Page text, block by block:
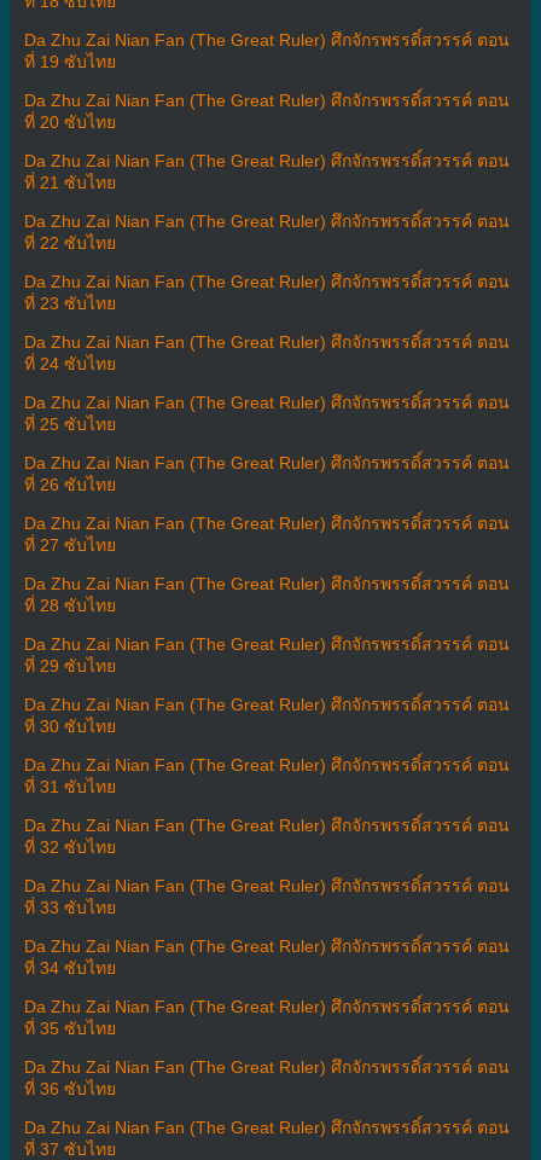
Da Zhu Zai Nian Fan (The Great Ruler) ศึกจักรพรรดิ์สวรรค์ ตอน
ที่ 19 ซับไทย
Da Zhu Zai Nian Fan (The Great Ruler) ศึกจักรพรรดิ์สวรรค์ ตอน
ที่ 20 ซับไทย
Da Zhu Zai Nian Fan (The Great Ruler) ศึกจักรพรรดิ์สวรรค์ ตอน
ที่ 21 ซับไทย
Da Zhu Zai Nian Fan (The Great Ruler) ศึกจักรพรรดิ์สวรรค์ ตอน
ที่ 22 ซับไทย
Da Zhu Zai Nian Fan (The Great Ruler) ศึกจักรพรรดิ์สวรรค์ ตอน
ที่ 23 ซับไทย
Da Zhu Zai Nian Fan (The Great Ruler) ศึกจักรพรรดิ์สวรรค์ ตอน
ที่ 24 ซับไทย
Da Zhu Zai Nian Fan (The Great Ruler) ศึกจักรพรรดิ์สวรรค์ ตอน
ที่ 25 ซับไทย
Da Zhu Zai Nian Fan (The Great Ruler) ศึกจักรพรรดิ์สวรรค์ ตอน
ที่ 26 ซับไทย
Da Zhu Zai Nian Fan (The Great Ruler) ศึกจักรพรรดิ์สวรรค์ ตอน
ที่ 27 ซับไทย
Da Zhu Zai Nian Fan (The Great Ruler) ศึกจักรพรรดิ์สวรรค์ ตอน
ที่ 28 ซับไทย
Da Zhu Zai Nian Fan (The Great Ruler) ศึกจักรพรรดิ์สวรรค์ ตอน
ที่ 29 ซับไทย
Da Zhu Zai Nian Fan (The Great Ruler) ศึกจักรพรรดิ์สวรรค์ ตอน
ที่ 30 ซับไทย
Da Zhu Zai Nian Fan (The Great Ruler) ศึกจักรพรรดิ์สวรรค์ ตอน
ที่ 31 ซับไทย
Da Zhu Zai Nian Fan (The Great Ruler) ศึกจักรพรรดิ์สวรรค์ ตอน
ที่ 32 ซับไทย
Da Zhu Zai Nian Fan (The Great Ruler) ศึกจักรพรรดิ์สวรรค์ ตอน
ที่ 33 ซับไทย
Da Zhu Zai Nian Fan (The Great Ruler) ศึกจักรพรรดิ์สวรรค์ ตอน
ที่ 34 ซับไทย
Da Zhu Zai Nian Fan (The Great Ruler) ศึกจักรพรรดิ์สวรรค์ ตอน
ที่ 35 ซับไทย
Da Zhu Zai Nian Fan (The Great Ruler) ศึกจักรพรรดิ์สวรรค์ ตอน
ที่ 36 ซับไทย
Da Zhu Zai Nian Fan (The Great Ruler) ศึกจักรพรรดิ์สวรรค์ ตอน
ที่ 37 ซับไทย